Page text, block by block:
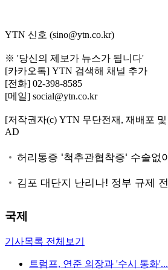
YTN 신호 (sino@ytn.co.kr)
※ '당신의 제보가 뉴스가 됩니다'
[카카오톡] YTN 검색해 채널 추가
[전화] 02-398-8585
[메일] social@ytn.co.kr
[저작권자(c) YTN 무단전재, 재배포
AD
국제
기사목록 전체보기
트럼프, 연준 의장과 '수시 통화